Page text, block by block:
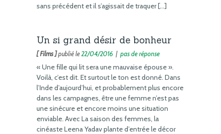
sans précédent et il s’agissait de traquer […]
Un si grand désir de bonheur
[ Films ]publié le22/04/2016 | pas de réponse
« Une fille qui lit sera une mauvaise épouse ».
Voilà, c’est dit. Et surtout le ton est donné. Dans
l’Inde d’aujourd’hui, et probablement plus encore
dans les campagnes, être une femme n’est pas
une sinécure et encore moins une situation
enviable. Avec La saison des femmes, la
cinéaste Leena Yadav plante d’entrée le décor